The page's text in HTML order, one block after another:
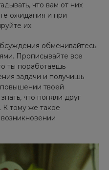
что вам от них
ожидания и при
их.
обменивайтесь
Прописывайте все
ты поработаешь
задачи и получишь
твоей
что поняли друг
К тому же такое